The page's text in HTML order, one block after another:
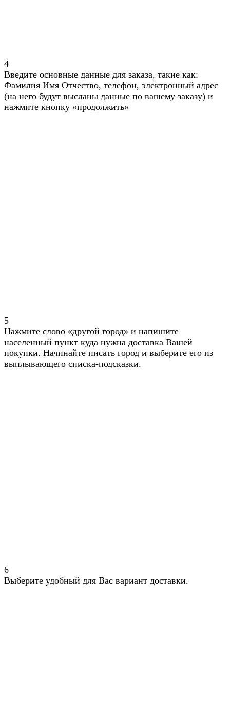
4
Введите основные данные для заказа, такие как:
Фамилия Имя Отчество, телефон, электронный адрес
(на него будут высланы данные по вашему заказу) и
нажмите кнопку «продолжить»
5
Нажмите слово «другой город» и напишите
населенный пункт куда нужна доставка Вашей
покупки. Начинайте писать город и выберите его из
выплывающего списка-подсказки.
6
Выберите удобный для Вас вариант доставки.